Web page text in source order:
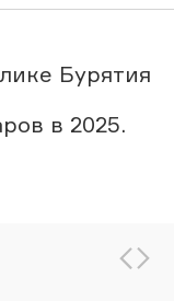
Бурятия
в 2025.